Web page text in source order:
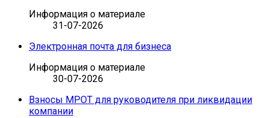
Информация о материале
31-07-2026
Электронная почта для бизнеса
Информация о материале
30-07-2026
Взносы МРОТ для руководителя при ликвидации
компании